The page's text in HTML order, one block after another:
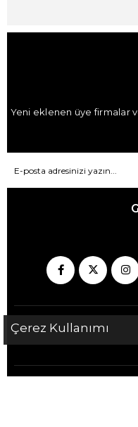
Yeni eklenen üye firmalar
Çerez Kullanımı